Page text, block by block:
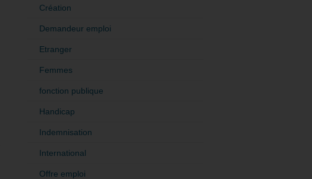
Création
Demandeur emploi
Etranger
Femmes
fonction publique
Handicap
Indemnisation
International
Offre emploi